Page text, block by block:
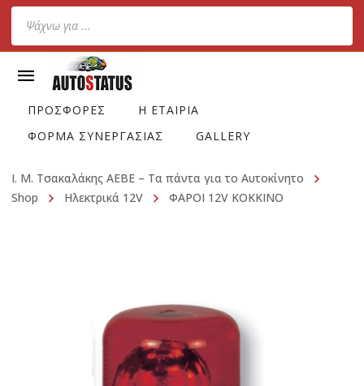
Products
search
ΠΡΟΣΦΟΡΕΣ
Η ΕΤΑΙΡΙΑ
ΦΟΡΜΑ ΣΥΝΕΡΓΑΣΙΑΣ
GALLERY
Ι. Μ. Τσακαλάκης ΑΕΒΕ – Τα πάντα για το Αυτοκίνητο
Shop
Ηλεκτρικά 12V ΦΑΡΟΙ 12V ΚΟΚΚΙΝΟ